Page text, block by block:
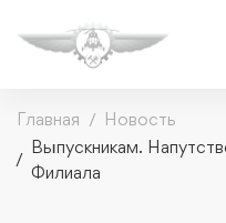
Главная
Новость
Выпускникам.
Филиала